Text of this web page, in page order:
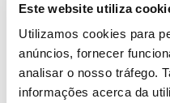
Este website utiliza
Utilizamos cookies para
anúncios, fornecer
analisar o nosso tráfego.
informações acerca da
Saiba mais sobre o
da Contenda